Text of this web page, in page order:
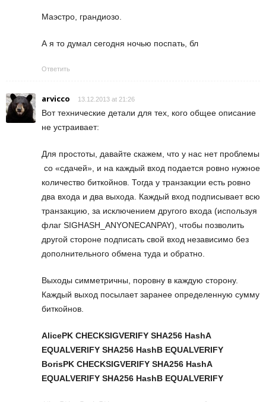
Маэстро, грандиозо.
А я то думал сегодня ночью поспать, бл
Ответить
arvicco 13.12.2013 at 21:26
Вот технические детали для тех, кого общее описание
не устраивает:
Для простоты, давайте скажем, что у нас нет проблемы
со «сдачей», и на каждый вход подается ровно нужное
количество биткойнов. Тогда у транзакции есть ровно
два входа и два выхода. Каждый вход подписывает всю
транзакцию, за исключением другого входа (используя
флаг SIGHASH_ANYONECANPAY), чтобы позволить
другой стороне подписать свой вход независимо без
дополнительного обмена туда и обратно.
Выходы симметричны, поровну в каждую сторону.
Каждый выход посылает заранее определенную сумму
биткойнов.
AlicePK CHECKSIGVERIFY SHA256 HashA
EQUALVERIFY SHA256 HashB EQUALVERIFY
BorisPK CHECKSIGVERIFY SHA256 HashA
EQUALVERIFY SHA256 HashB EQUALVERIFY